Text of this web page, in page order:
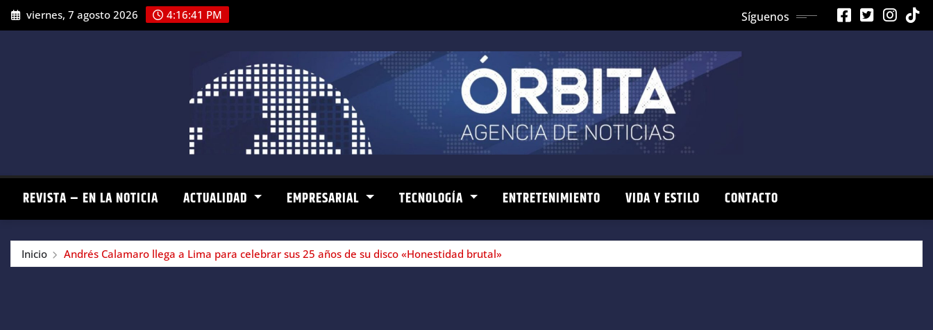
Saltar
al
viernes, 7 agosto 2026 4:16:43 PM Síguenos
REVISTA – EN LA NOTICIA ACTUALIDAD EMPRESARIAL TECNOLOGÍA ENTRETENIMIENTO VIDA Y ESTILO CONTACTO
Inicio Andrés Calamaro llega a Lima para celebrar sus 25 años de su disco «Honestidad brutal»